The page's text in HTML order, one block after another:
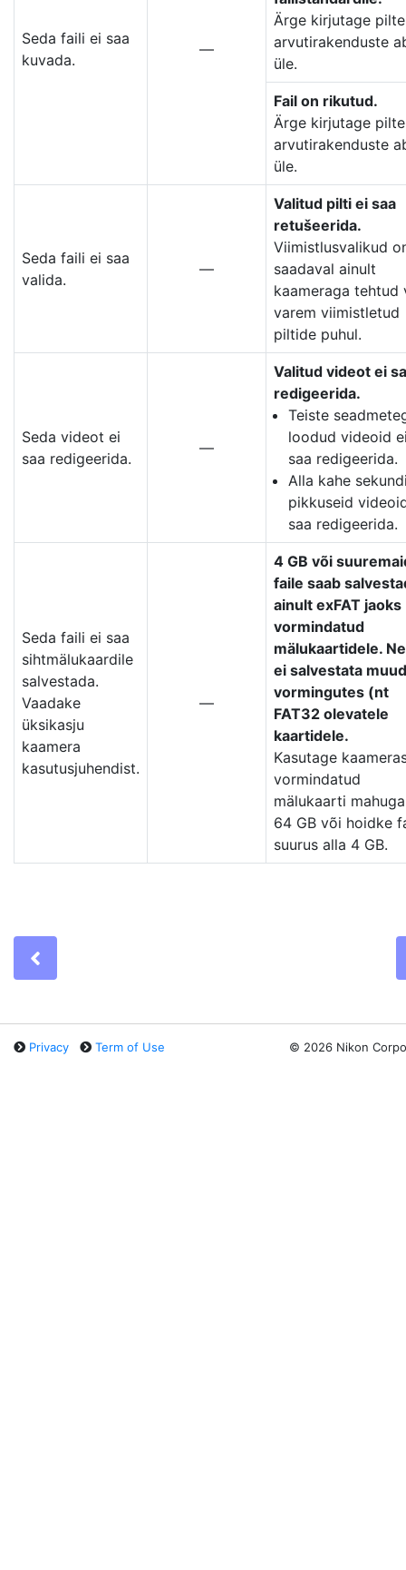
Seda faili ei saa
kuvada.
—
Ärge kirjutage pilte
arvutirakenduste
üle.
Fail on rikutud.
Ärge kirjutage pilte
arvutirakenduste
üle.
Seda faili ei saa
valida.
—
Valitud pilti ei saa
retušeerida.
Viimistlusvalikud
saadaval ainult
kaameraga tehtud
varem viimistletud
piltide puhul.
Seda videot ei
saa redigeerida.
—
Valitud videot ei
redigeerida.
Teiste
loodud videoid
saa redigeerida.
Alla kahe
pikkuseid
saa redigeerida.
Seda faili ei saa
sihtmälukaardile
salvestada.
Vaadake
üksikasju
kaamera
kasutusjuhendist.
—
4 GB või
faile saab
ainult exFAT jaoks
vormindatud
mälukaartidele.
ei salvestata
vormingutes (nt
FAT32 olevatele
kaartidele.
Kasutage
vormindatud
mälukaarti
64 GB või hoidke
suurus alla 4 GB.
Privacy Term of Use © 2026 Nikon